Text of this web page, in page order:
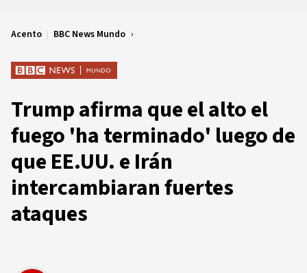
Acento | BBC News Mundo
Trump afirma que el alto el
fuego 'ha terminado' luego de
que EE.UU. e Irán
intercambiaran fuertes
ataques